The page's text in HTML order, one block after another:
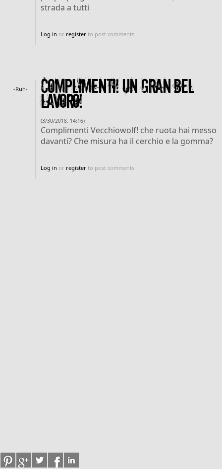
strada a tutti
Log in or registerto post comments
-Ruh- Complimenti! Un gran bel
lavoro!
(3/30/2018, 14:16)
Complimenti Vecchiowolf! che ruota hai messo
davanti? Che misura ha il cerchio e la gomma?
Log in or registerto post comments